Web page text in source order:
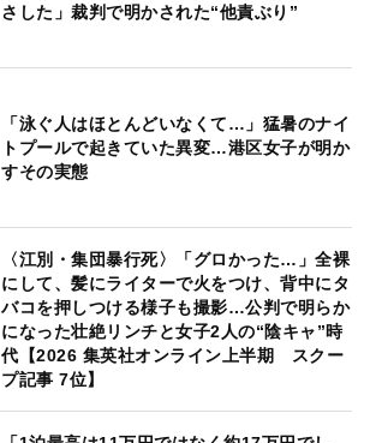
さした」裁判で明かされた“他責ぶり”
「泳ぐ人はほとんどいなくて…」猛暑のナイ
トプールで起きていた異変…港区女子が明か
すその実態
〈江別・集団暴行死〉「グロかった…」全裸
にして、髪にライターで火をつけ、背中にタ
バコを押しつける様子も撮影…公判で明らか
になった壮絶リンチと女子2人の“陰キャ”時
代【2026 集英社オンライン上半期 スクー
プ記事 7位】